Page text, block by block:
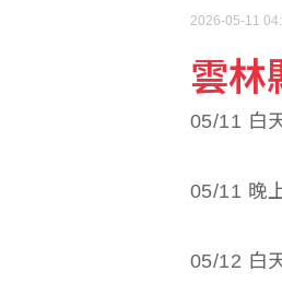
2026-05-11
雲林
05/11 白
05/11 晚
05/12 白